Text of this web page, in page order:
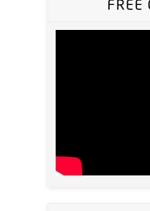
FREE